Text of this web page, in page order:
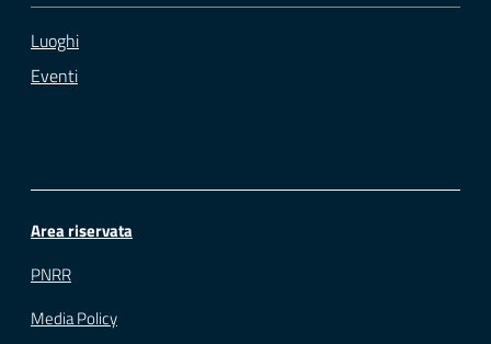
Luoghi
Eventi
Area riservata
PNRR
Media Policy